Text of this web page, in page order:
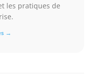
les pratiques de
→